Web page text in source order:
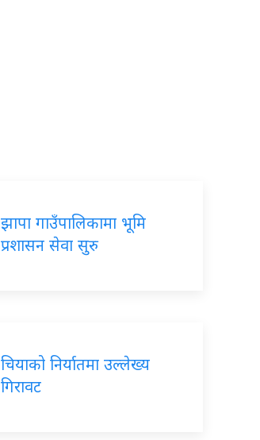
झापा गाउँपालिकामा भूमि
प्रशासन सेवा सुरु
चियाको निर्यातमा उल्लेख्य
गिरावट